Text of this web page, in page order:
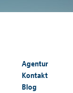
Agentur
Kontakt
Blog